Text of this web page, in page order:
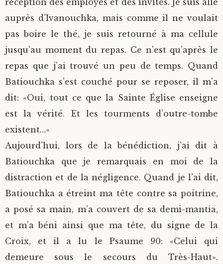
réception des employés et des invités. Je suis allé
auprès d’Ivanouchka, mais comme il ne voulait
pas boire le thé, je suis retourné à ma cellule
jusqu’au moment du repas. Ce n’est qu’après le
repas que j’ai trouvé un peu de temps. Quand
Batiouchka s’est couché pour se reposer, il m’a
dit: «Oui, tout ce que la Sainte Église enseigne
est la vérité. Et les tourments d’outre-tombe
existent…»
Aujourd’hui, lors de la bénédiction, j’ai dit à
Batiouchka que je remarquais en moi de la
distraction et de la négligence. Quand je l’ai dit,
Batiouchka a étreint ma tête contre sa poitrine,
a posé sa main, m’a couvert de sa demi-mantia,
et m’a béni ainsi que ma tête, du signe de la
Croix, et il a lu le Psaume 90: «Celui qui
demeure sous le secours du Très-Haut».